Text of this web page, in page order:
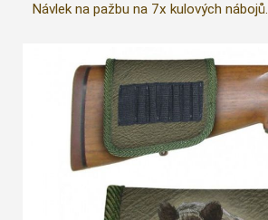
Návlek na pažbu na 7x kulových nábojů.